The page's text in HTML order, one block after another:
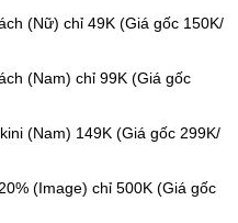
(Nữ) chỉ 49K (Giá gốc 150K/
(Nam) chỉ 99K (Giá gốc
(Nam) 149K (Giá gốc 299K/
(Image) chỉ 500K (Giá gốc